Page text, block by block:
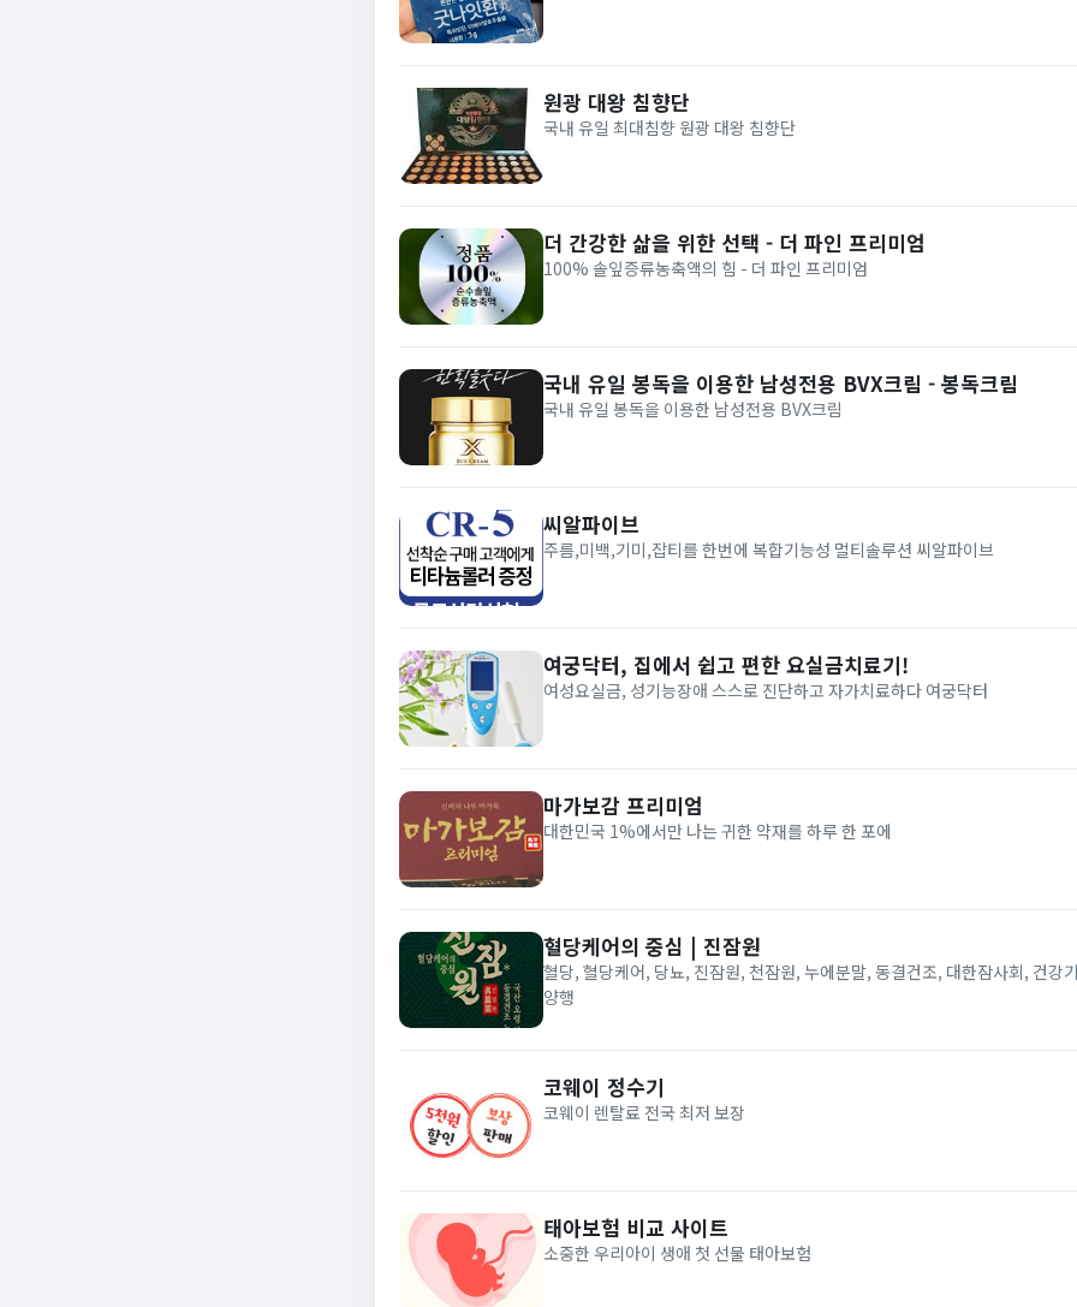
원광 대왕 침향단
국내 유일 최대침향 원광 대왕 침향단
더 간강한 삶을 위한 선택 - 더 파인 프리미엄
100% 솔잎증류농축액의 힘 - 더 파인 프리미엄
국내 유일 봉독을 이용한 남성전용 BVX크림 - 봉독크림
국내 유일 봉독을 이용한 남성전용 BVX크림
씨알파이브
주름,미백,기미,잡티를 한번에 복합기능성 멀티솔루션 씨알파이브
여궁닥터, 집에서 쉽고 편한 요실금치료기!
여성요실금, 성기능장애 스스로 진단하고 자가치료하다 여궁닥터
마가보감 프리미엄
대한민국 1%에서만 나는 귀한 약재를 하루 한 포에
혈당케어의 중심 | 진잠원
혈당, 혈당케어, 당뇨, 진잠원, 천잠원, 누에분말, 동결건조, 대한잠사회, 건강
양행
코웨이 정수기
코웨이 렌탈료 전국 최저 보장
태아보험 비교 사이트
소중한 우리아이 생애 첫 선물 태아보험